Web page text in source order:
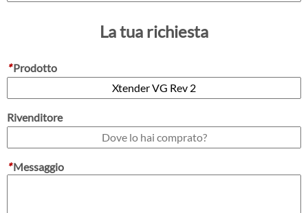
La tua richiesta
*Prodotto
Rivenditore
*Messaggio